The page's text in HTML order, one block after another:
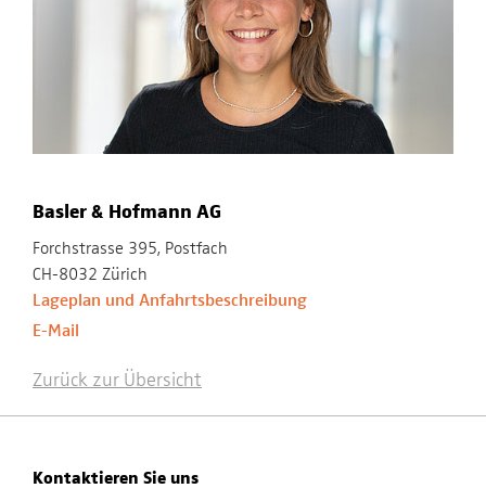
Basler & Hofmann AG
Forchstrasse 395, Postfach
CH-8032 Zürich
Lageplan und Anfahrtsbeschreibung
E-Mail
Zurück zur Übersicht
Kontaktieren Sie uns